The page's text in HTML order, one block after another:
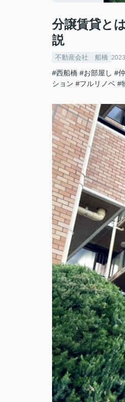
分譲賃貸と
説
不動産会社 船橋
#西船橋 #お部屋し #
ション #フルリノベ #